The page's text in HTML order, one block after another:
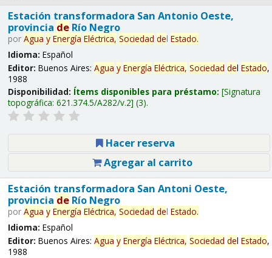
Estación transformadora San Antonio Oeste,
provincia deRío Negro
por Agua y Energía Eléctrica, Sociedad del Estado.
Idioma: Español
Editor: Buenos Aires: Agua y Energía Eléctrica, Sociedad del Estado,
1988
Disponibilidad: Ítems disponibles para préstamo: Signatura
topográfica: 621.374.5/A282/v.2 (3).
Hacer reserva
Agregar al carrito
Estación transformadora San Antoni Oeste,
provincia deRío Negro
por Agua y Energía Eléctrica, Sociedad del Estado.
Idioma: Español
Editor: Buenos Aires: Agua y Energía Eléctrica, Sociedad del Estado,
1988